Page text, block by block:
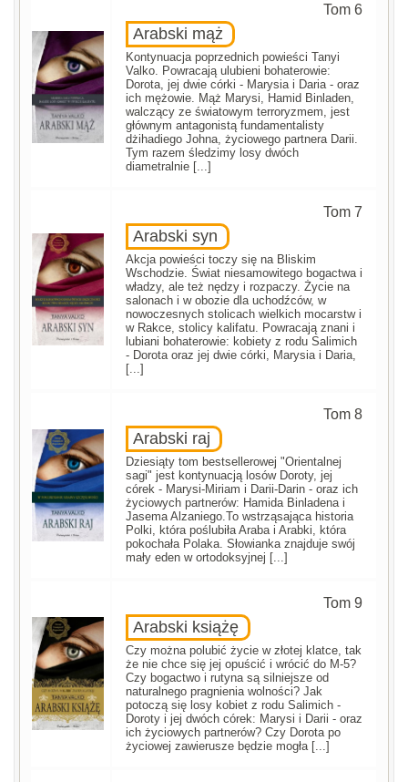
Tom 6
Arabski mąż
Kontynuacja poprzednich powieści Tanyi
Valko. Powracają ulubieni bohaterowie:
Dorota, jej dwie córki - Marysia i Daria - oraz
ich mężowie. Mąż Marysi, Hamid Binladen,
walczący ze światowym terroryzmem, jest
głównym antagonistą fundamentalisty
dżihadiego Johna, życiowego partnera Darii.
Tym razem śledzimy losy dwóch
diametralnie [...]
Tom 7
Arabski syn
Akcja powieści toczy się na Bliskim
Wschodzie. Świat niesamowitego bogactwa i
władzy, ale też nędzy i rozpaczy. Życie na
salonach i w obozie dla uchodźców, w
nowoczesnych stolicach wielkich mocarstw i
w Rakce, stolicy kalifatu. Powracają znani i
lubiani bohaterowie: kobiety z rodu Salimich
- Dorota oraz jej dwie córki, Marysia i Daria,
[...]
Tom 8
Arabski raj
Dziesiąty tom bestsellerowej "Orientalnej
sagi" jest kontynuacją losów Doroty, jej
córek - Marysi-Miriam i Darii-Darin - oraz ich
życiowych partnerów: Hamida Binladena i
Jasema Alzaniego.To wstrząsająca historia
Polki, która poślubiła Araba i Arabki, która
pokochała Polaka. Słowianka znajduje swój
mały eden w ortodoksyjnej [...]
Tom 9
Arabski książę
Czy można polubić życie w złotej klatce, tak
że nie chce się jej opuścić i wrócić do M-5?
Czy bogactwo i rutyna są silniejsze od
naturalnego pragnienia wolności? Jak
potoczą się losy kobiet z rodu Salimich -
Doroty i jej dwóch córek: Marysi i Darii - oraz
ich życiowych partnerów? Czy Dorota po
życiowej zawierusze będzie mogła [...]